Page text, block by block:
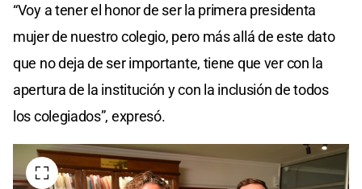
“Voy a tener el honor de ser la primera presidenta
mujer de nuestro colegio, pero más allá de este dato
que no deja de ser importante, tiene que ver con la
apertura de la institución y con la inclusión de todos
los colegiados”, expresó.